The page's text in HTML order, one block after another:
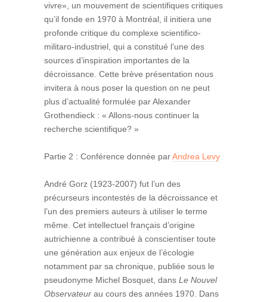
vivre», un mouvement de scientifiques critiques
qu’il fonde en 1970 à Montréal, il initiera une
profonde critique du complexe scientifico-
militaro-industriel, qui a constitué l’une des
sources d’inspiration importantes de la
décroissance. Cette brève présentation nous
invitera à nous poser la question on ne peut
plus d’actualité formulée par Alexander
Grothendieck : « Allons-nous continuer la
recherche scientifique? »
Partie 2 : Conférence donnée parAndrea Levy
André Gorz (1923-2007) fut l’un des
précurseurs incontestés de la décroissance et
l’un des premiers auteurs à utiliser le terme
même. Cet intellectuel français d’origine
autrichienne a contribué à conscientiser toute
une génération aux enjeux de l’écologie
notamment par sa chronique, publiée sous le
pseudonyme Michel Bosquet, dans Le Nouvel
Observateur au cours des années 1970. Dans